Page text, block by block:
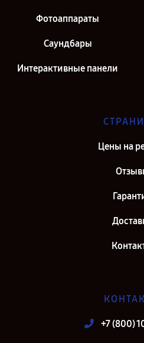
Фотоаппараты
Саундбары
Интерактивные панели
Цены на
+7 (800)